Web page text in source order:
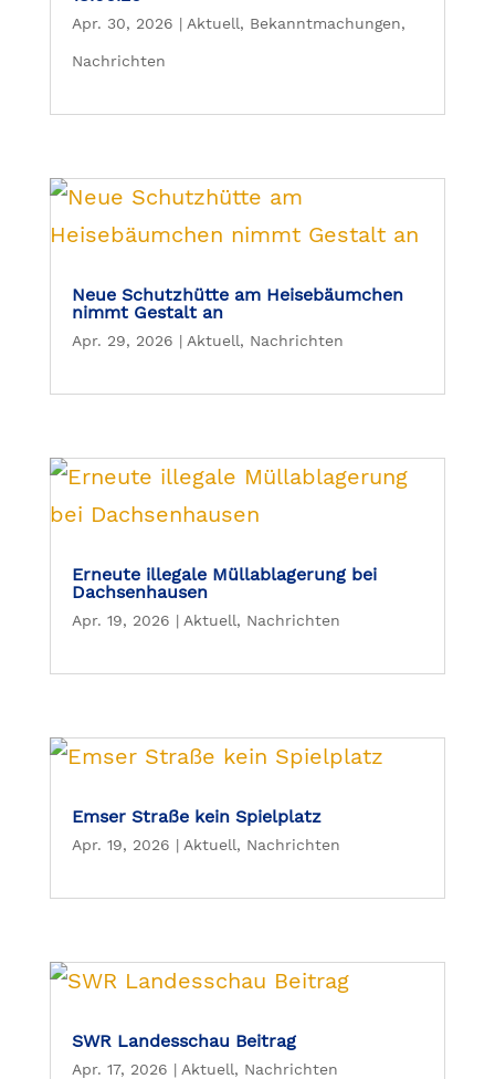
Apr. 30, 2026 | Aktuell, Bekanntmachungen,
Nachrichten
Neue Schutzhütte am Heisebäumchen
nimmt Gestalt an
Apr. 29, 2026 | Aktuell, Nachrichten
Erneute illegale Müllablagerung bei
Dachsenhausen
Apr. 19, 2026 | Aktuell, Nachrichten
Emser Straße kein Spielplatz
Apr. 19, 2026 | Aktuell, Nachrichten
SWR Landesschau Beitrag
Apr. 17, 2026 | Aktuell, Nachrichten